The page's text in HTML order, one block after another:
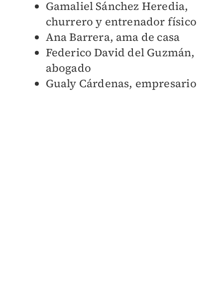
Gamaliel Sánchez Heredia,
churrero y entrenador físico
Ana Barrera, ama de casa
Federico David del Guzmán,
abogado
Gualy Cárdenas, empresario